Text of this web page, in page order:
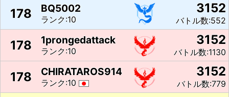
178 BQ5002
ランク:10
3152
バトル数:552
178 1prongedattack
ランク:10
3152
バトル数:1130
178 CHIRATAROS914
ランク:10
3152
バトル数:779